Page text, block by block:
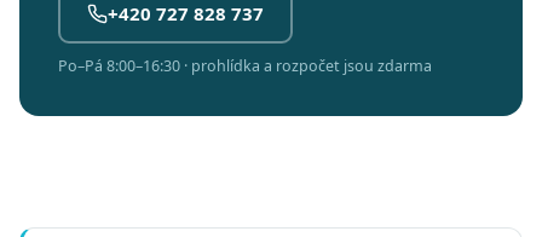
+420 727 828 737
Po–Pá 8:00–16:30 · prohlídka a rozpočet jsou zdarma